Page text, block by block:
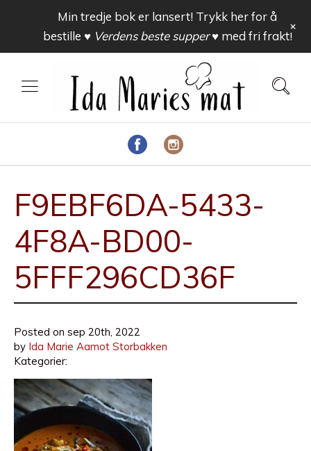
F9EBF6DA-5433-
4F8A-BD00-
5FFF296CD36F
Posted on sep 20th, 2022
by Ida Marie Aamot Storbakken
Kategorier:
Min tredje bok er lansert! Trykk her for å
bestille ♥ Verdens beste supper ♥med fri frakt!
+